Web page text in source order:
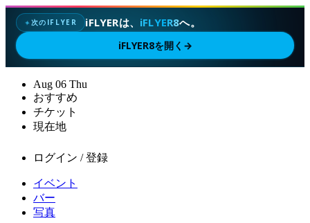
✦次のIFLYER iFLYERは、 iFLYER8へ。
iFLYER8を開く →
Aug 06 Thu
おすすめ
チケット
現在地
ログイン / 登録
イベント
バー
写真